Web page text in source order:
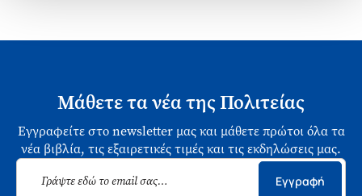
Μάθετε τα νέα της Πολιτείας
Εγγραφείτε στο newsletter μας και μάθετε πρώτοι όλα τα
νέα βιβλία, τις εξαιρετικές τιμές και τις εκδηλώσεις μας.
Εγγραφή